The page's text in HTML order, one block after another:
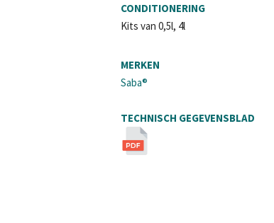
CONDITIONERING
Kits van 0,5l, 4l
MERKEN
Saba®
TECHNISCH GEGEVENSBLAD